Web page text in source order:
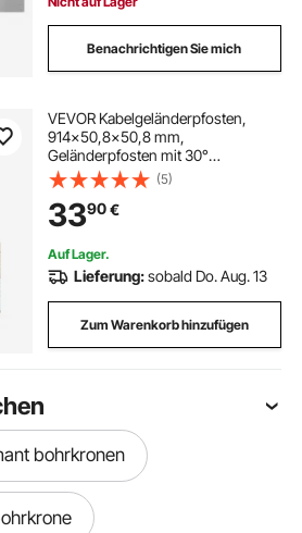
Benachrichtigen Sie mich
VEVOR Kabelgeländerpfosten,
914x50,8x50,8 mm,
Geländerpfosten mit 30°
vorgebohrten Löchern, SUS304
Edelstahl, gebogene Halterung, für
Handlauf, Balustraden, Schwarz,
1JZLGZXHS914YIVIS001V0
(5)
3390€
Auf Lager.
Lieferung:sobald Do. Aug. 13
Zum Warenkorb hinzufügen
bohrkronen